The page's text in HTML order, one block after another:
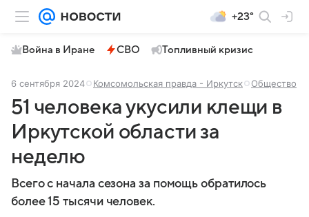
+23°
Война в Иране СВО Топливный кризис
6 сентября 2024 Комсомольская правда - Иркутск Общество
51 человека укусили клещи в
Иркутской области за
неделю
Всего с начала сезона за помощь обратилось
более 15 тысячи человек.